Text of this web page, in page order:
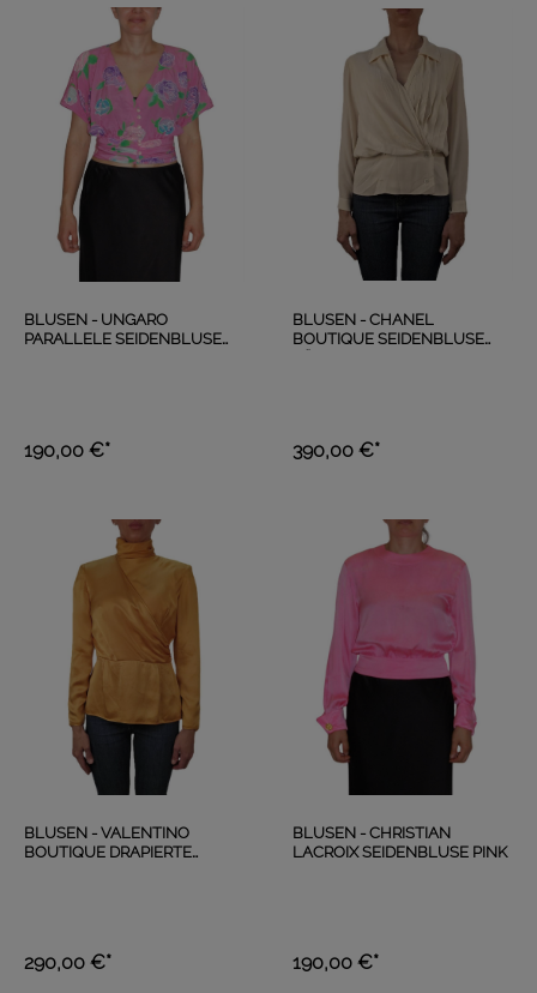
BLUSEN - UNGARO
PARALLELE SEIDENBLUSE
190,00 €*
BLUSEN - CHANEL
BOUTIQUE SEIDENBLUSE
390,00 €*
BLUSEN - VALENTINO
BOUTIQUE DRAPIERTE
290,00 €*
BLUSEN - CHRISTIAN
LACROIX SEIDENBLUSE PINK
190,00 €*